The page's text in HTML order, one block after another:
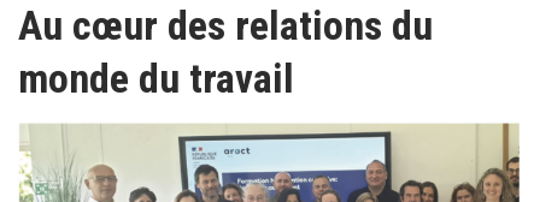
Au cœur des relations du
monde du travail